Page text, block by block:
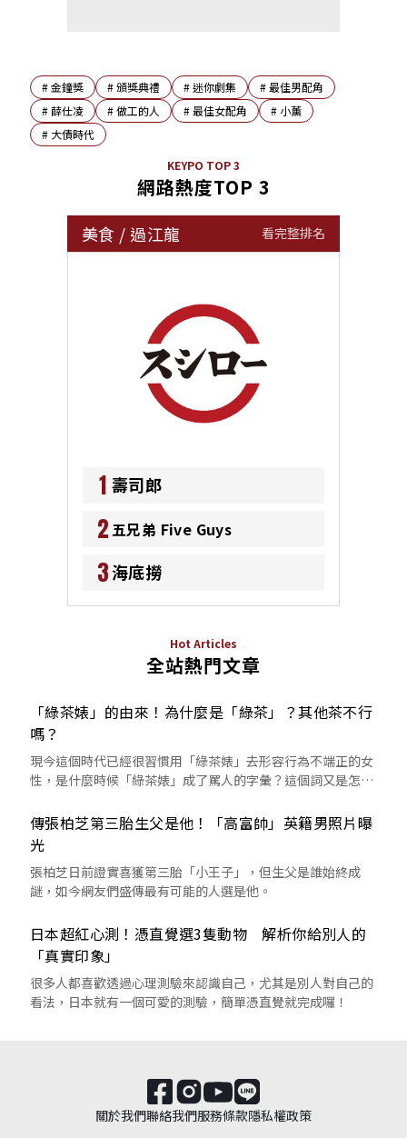
#金鐘獎 #頒獎典禮 #迷你劇集 #最佳男配角
#薛仕凌 #做工的人 #最佳女配角 # 小薰
# 大債時代
KEYPO TOP 3
網路熱度TOP 3
美食 / 過江龍 看完整排名
1 壽司郎
2五兄弟 Five Guys
3海底撈
Hot Articles
全站熱門文章
「綠茶婊」的由來！為什麼是「綠茶」？其他茶不行
嗎？
現今這個時代已經很習慣用「綠茶婊」去形容行為不端正的女
性，是什麼時候「綠茶婊」成了罵人的字彙？這個詞又是怎麼
傳張柏芝第三胎生父是他！「高富帥」英籍男照片曝
光
張柏芝日前證實喜獲第三胎「小王子」，但生父是誰始終成
謎，如今網友們盛傳最有可能的人選是他。
日本超紅心測！憑直覺選3隻動物 解析你給別人的
「真實印象」
很多人都喜歡透過心理測驗來認識自己，尤其是別人對自己的
看法，日本就有一個可愛的測驗，簡單憑直覺就完成囉！
關於我們聯絡我們服務條款隱私權政策